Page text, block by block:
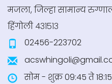
+ अधिक माहिती
तृतीयपंथीय साठी चे राष्ट्रीय
+ अधिक माहिती
मजला, जिल्हा सामान्य
हिंगोली ४३१५१३
02456-223702
सोम - शुक्र 09:45 ते 18:15